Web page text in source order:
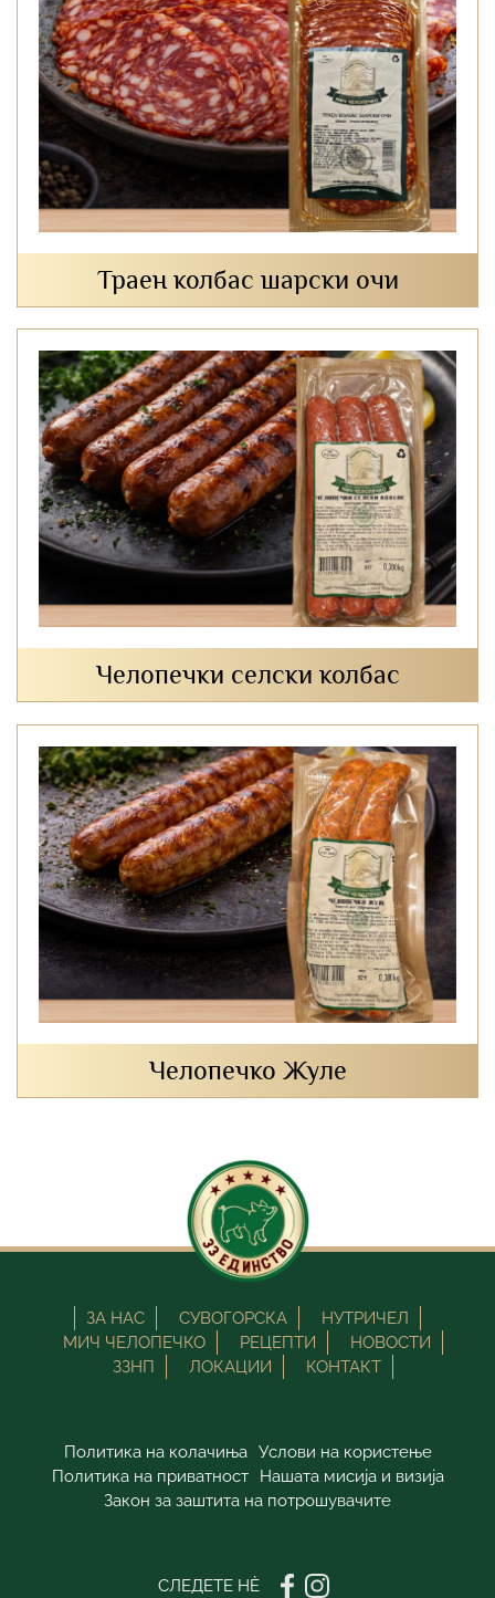
Траен колбас шарски очи
Челопечки селски колбас
Челопечко Жуле
ЗА НАС СУВОГОРСКА
НУТРИЧЕЛ
МИЧ ЧЕЛОПЕЧКО
РЕЦЕПТИ
НОВОСТИ
ЗЗНП
ЛОКАЦИИ КОНТАКТ
Политика на колачиња Услови на користење
Политика на приватност
Нашата мисија и визија
Закон за заштита на потрошувачите
СЛЕДЕТЕ НÈ